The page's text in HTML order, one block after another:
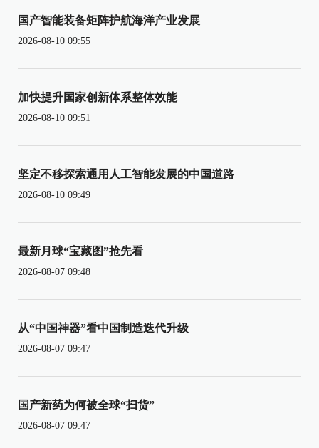
国产智能装备矩阵护航海洋产业发展
2026-08-10 09:55
加快提升国家创新体系整体效能
2026-08-10 09:51
坚定不移探索通用人工智能发展的中国道路
2026-08-10 09:49
最新月球“宝藏图”抢先看
2026-08-07 09:48
从“中国神器”看中国制造迭代升级
2026-08-07 09:47
国产新药为何被全球“扫货”
2026-08-07 09:47